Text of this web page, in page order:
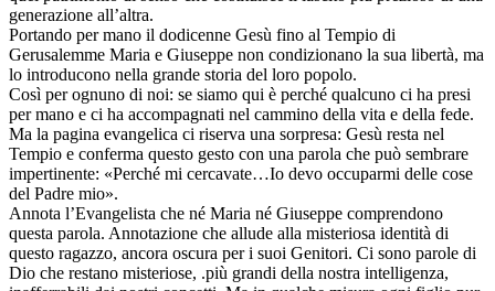
generazione all’altra.
Portando per mano il dodicenne Gesù fino al Tempio di
Gerusalemme Maria e Giuseppe non condizionano la sua libertà, ma
lo introducono nella grande storia del loro popolo.
Così per ognuno di noi: se siamo qui è perché qualcuno ci ha presi
per mano e ci ha accompagnati nel cammino della vita e della fede.
Ma la pagina evangelica ci riserva una sorpresa: Gesù resta nel
Tempio e conferma questo gesto con una parola che può sembrare
impertinente: «Perché mi cercavate…Io devo occuparmi delle cose
del Padre mio».
Annota l’Evangelista che né Maria né Giuseppe comprendono
questa parola. Annotazione che allude alla misteriosa identità di
questo ragazzo, ancora oscura per i suoi Genitori. Ci sono parole di
Dio che restano misteriose, .più grandi della nostra intelligenza,